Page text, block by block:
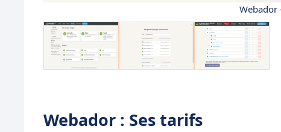
Webador
Webador : Ses tarifs